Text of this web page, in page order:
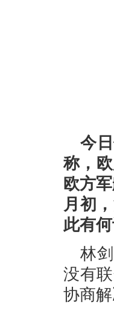
今
称，
欧方
月初
此有
林
没有
协商解